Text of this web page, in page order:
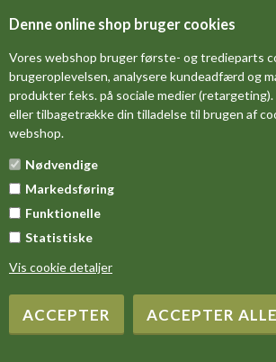
Denne online shop bruger cookies
Vores webshop bruger første- og tredieparts
brugeroplevelsen, analysere kundeadfærd og
produkter f.eks. på sociale medier
eller tilbagetrække din tilladelse til brugen af
webshop.
Nødvendige
Markedsføring
Funktionelle
Statistiske
Vis cookie detaljer
FraDKK 349,00
FraDKK 349,00 Fra